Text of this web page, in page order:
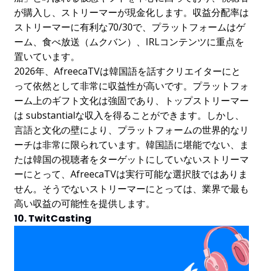
が購入し、ストリーマーが現金化します。収益分配率は
ストリーマーに有利な70/30で、プラットフォームはゲ
ーム、食べ放送（ムクバン）、IRLコンテンツに重点を
置いています。
2026年、AfreecaTVは韓国語を話すクリエイターにと
って依然として非常に収益性が高いです。プラットフォ
ーム上のギフト文化は強固であり、トップストリーマー
は substantialな収入を得ることができます。しかし、
言語と文化の壁により、プラットフォームの世界的なリ
ーチは非常に限られています。韓国語に堪能でない、ま
たは韓国の視聴者をターゲットにしていないストリーマ
ーにとって、AfreecaTVは実行可能な選択肢ではありま
せん。そうでないストリーマーにとっては、業界で最も
高い収益の可能性を提供します。
10. TwitCasting